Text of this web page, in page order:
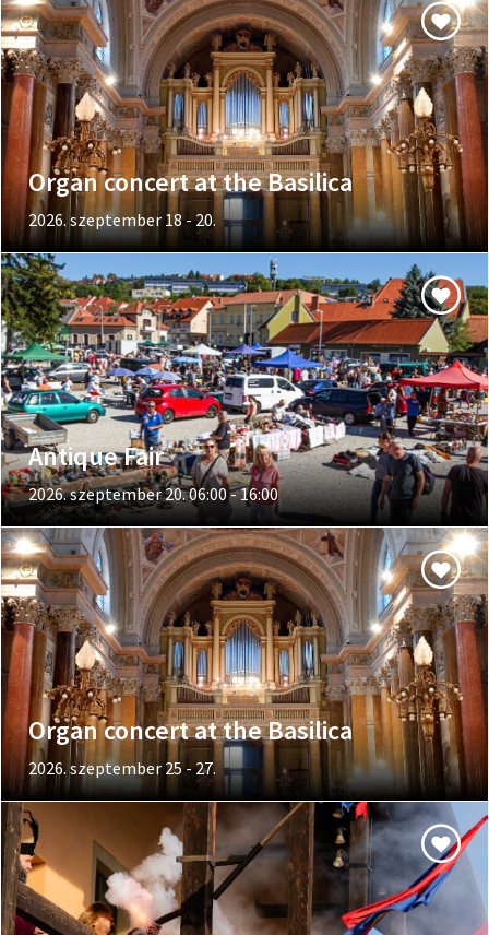
Organ concert at the Basilica
2026. szeptember 18 - 20.
Antique Fair
2026. szeptember 20. 06:00 - 16:00
Organ concert at the Basilica
2026. szeptember 25 - 27.